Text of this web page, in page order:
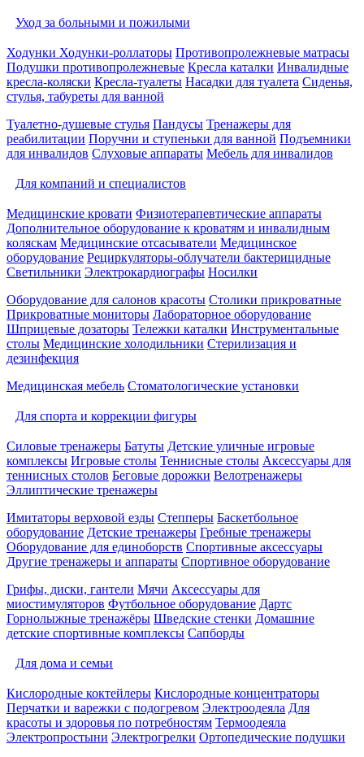
Уход за больными и пожилыми
Ходунки Ходунки-роллаторы Противопролежневые матрасы
Подушки противопролежневые Кресла каталки Инвалидные
кресла-коляски Кресла-туалеты Насадки для туалета Сиденья,
стулья, табуреты для ванной
Туалетно-душевые стулья Пандусы Тренажеры для
реабилитации Поручни и ступеньки для ванной Подъемники
для инвалидов Слуховые аппараты Мебель для инвалидов
Для компаний и специалистов
Медицинские кровати Физиотерапевтические аппараты
Дополнительное оборудование к кроватям и инвалидным
коляскам Медицинские отсасыватели Медицинское
оборудование Рециркуляторы-облучатели бактерицидные
Светильники Электрокардиографы Носилки
Оборудование для салонов красоты Столики прикроватные
Прикроватные мониторы Лабораторное оборудование
Шприцевые дозаторы Тележки каталки Инструментальные
столы Медицинские холодильники Стерилизация и
дезинфекция
Медицинская мебель Стоматологические установки
Для спорта и коррекции фигуры
Силовые тренажеры Батуты Детские уличные игровые
комплексы Игровые столы Теннисные столы Аксессуары для
теннисных столов Беговые дорожки Велотренажеры
Эллиптические тренажеры
Имитаторы верховой езды Степперы Баскетбольное
оборудование Детские тренажеры Гребные тренажеры
Оборудование для единоборств Спортивные аксессуары
Другие тренажеры и аппараты Спортивное оборудование
Грифы, диски, гантели Мячи Аксессуары для
миостимуляторов Футбольное оборудование Дартс
Горнолыжные тренажёры Шведские стенки Домашние
детские спортивные комплексы Сапборды
Для дома и семьи
Кислородные коктейлеры Кислородные концентраторы
Перчатки и варежки с подогревом Электроодеяла Для
красоты и здоровья по потребностям Термоодеяла
Электропростыни Электрогрелки Ортопедические подушки